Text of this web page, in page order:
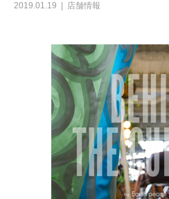
2019.01.19 店舗情報